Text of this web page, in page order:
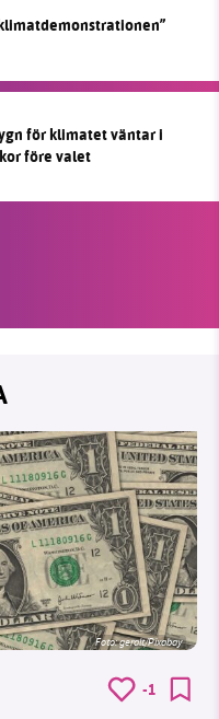
för klimatet väntar i
före valet
Foto:geralt/Pixabay
-1